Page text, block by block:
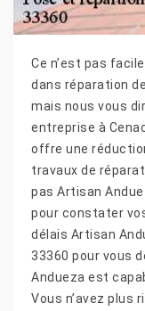
Ce n’est pas
dans réparation
mais nous vous
entreprise à
offre une
travaux de
pas Artisan
pour constater
délais Artisan
33360 pour vous
Andueza est
Vous n’avez plus